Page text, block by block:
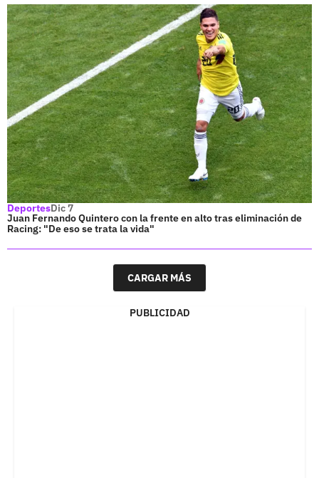
DeportesDic 7
Juan Fernando Quintero con la frente en alto tras eliminación de
Racing: "De eso se trata la vida"
CARGAR MÁS
PUBLICIDAD